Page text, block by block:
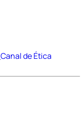
Canal de Ética